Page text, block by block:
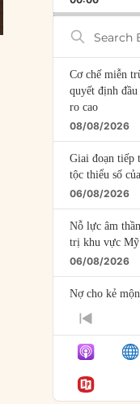
Search
Episodes
Cơ chế miễn
quyết định
ro cao
08/08/2026
Giai đoạn tiếp
tộc thiểu số
06/08/2026
Nỗ lực âm
trị khu vực
06/08/2026
Nợ cho kẻ
giới hạn của
Mỹ Latinh
của phe cánh
04/08/2026